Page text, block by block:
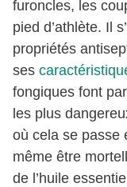
furoncles, les
pied d’athlète. Il
propriétés
ses
fongiques font
les plus
où cela se passe
même être
de l’huile